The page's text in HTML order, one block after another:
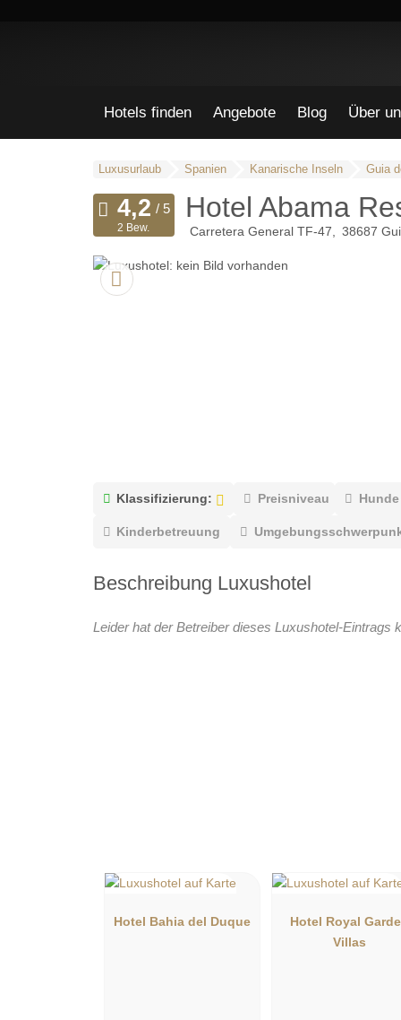
Hotels finden Angebote Blog Über
Luxusurlaub Spanien Kanarische Inseln Guia
Hotel Abama
Carretera General TF-47 38687
2 Bew.
Klassifizierung: Preisniveau Hunde
Kinderbetreuung
Beschreibung Luxushotel
Leider hat der Betreiber dieses Luxushotel-Eintrags
Hotel Bahia del Duque
Hotel Royal
Villas